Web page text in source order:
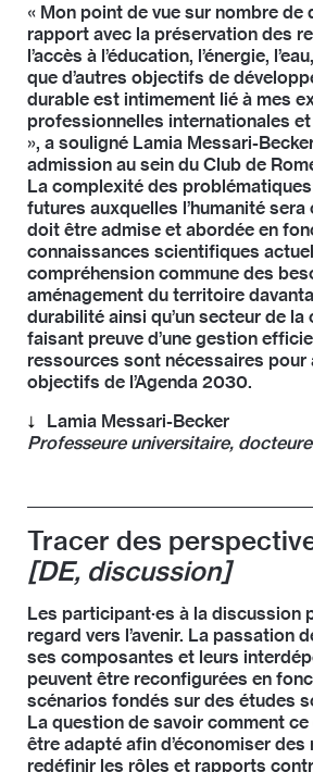
géotechnique, la pédologie, la
les essais et mesures. Depuis 2021,
membre du Comité de la SIA.
« Mon point de vue sur nombre de
rapport avec la préservation des
l’accès à l’éducation, l’énergie,
que d’autres objectifs de
durable est intimement lié à mes
professionnelles internationales
», a souligné Lamia Messari-
admission au sein du Club de
La complexité des
futures auxquelles l’humanité
doit être admise et abordée en
connaissances scientifiques
compréhension commune des
aménagement du territoire
durabilité ainsi qu’un secteur de
faisant preuve d’une gestion
ressources sont nécessaires pour
objectifs de l’Agenda 2030.
Lamia Messari-Becker
Professeure universitaire,
technologie et physique du
Siegen (Allemagne). Ses domaines
comprennent l’utilisation efficiente
ainsi que la durabilité
Elle siège au comité d’experts «
ministère fédéral allemand des
l’assemblée de laBundesstiftung
(fondation allemande pour la
Messari-Becker est également
Rome international et membre
branche allemande du Club de
Tracer des
[DE, discussion]
Les participant·es à la discussion
regard vers l’avenir. La passation
ses composantes et leurs
peuvent être reconfigurées en
scénarios fondés sur des études
La question de savoir comment
être adapté afin d’économiser des
redéfinir les rôles et rapports